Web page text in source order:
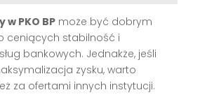
PKO BP może być dobrym
ceniących stabilność i
bankowych. Jednakże, jeśli
zysku, warto
za ofertami innych instytucji.